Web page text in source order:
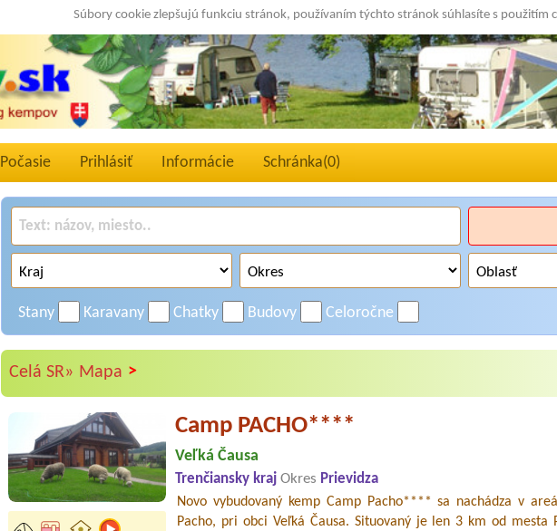
Súbory cookie zlepšujú funkciu stránok, používaním týchto stránok súhlasíte s použitím
Počasie Prihlásiť Informácie Schránka(0)
Stany Karavany Chatky Budovy Celoročne
Celá SR» Mapa >
Camp PACHO****
Veľká Čausa
Trenčiansky krajOkres Prievidza
Novo vybudovaný kemp Camp Pacho**** sa nachádza v
Pacho, pri obci Veľká Čausa. Situovaný je len 3 km od mesta